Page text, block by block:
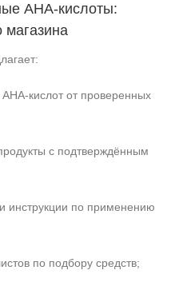
AHA-кислоты:
магазина
кислот от проверенных
с подтверждённым
инструкции по применению
по подбору средств;